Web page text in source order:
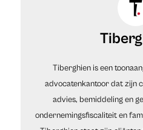
Tiberghien is een
advocatenkantoor dat zijn
advies, bemiddeling en
ondernemingsfiscaliteit en